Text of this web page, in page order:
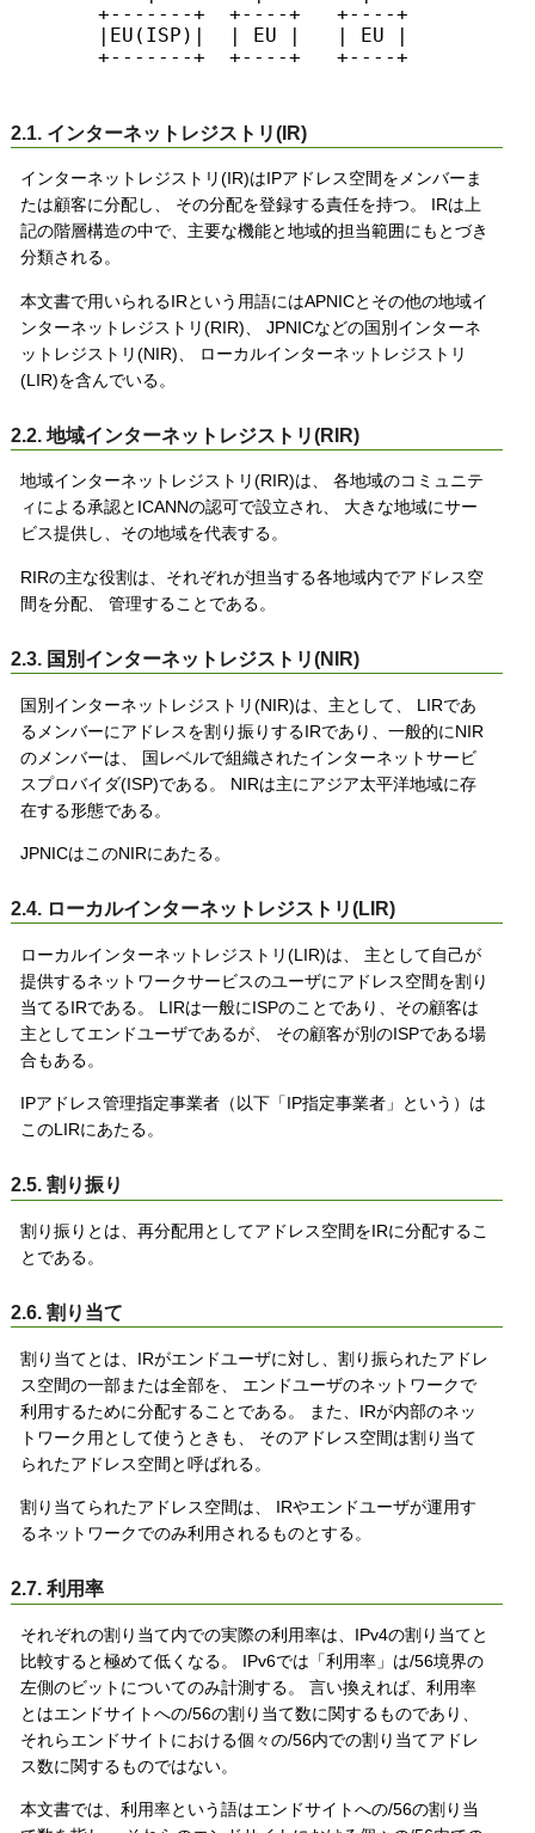
    +-------+  +----+   +----+
|EU(ISP)|  | EU |   | EU |     End
    +-------+  +----+   +----+
2.1. インターネットレジストリ(IR)
インターネットレジストリ(IR)はIPアドレス空間をメンバーま
たは顧客に分配し、 その分配を登録する責任を持つ。 IRは上
記の階層構造の中で、主要な機能と地域的担当範囲にもとづき
分類される。
本文書で用いられるIRという用語にはAPNICとその他の地域イ
ンターネットレジストリ(RIR)、 JPNICなどの国別インターネ
ットレジストリ(NIR)、 ローカルインターネットレジストリ
(LIR)を含んでいる。
2.2. 地域インターネットレジストリ(RIR)
地域インターネットレジストリ(RIR)は、 各地域のコミュニテ
ィによる承認とICANNの認可で設立され、 大きな地域にサー
ビス提供し、その地域を代表する。
RIRの主な役割は、それぞれが担当する各地域内でアドレス空
間を分配、 管理することである。
2.3. 国別インターネットレジストリ(NIR)
国別インターネットレジストリ(NIR)は、主として、 LIRであ
るメンバーにアドレスを割り振りするIRであり、一般的にNIR
のメンバーは、 国レベルで組織されたインターネットサービ
スプロバイダ(ISP)である。 NIRは主にアジア太平洋地域に存
在する形態である。
JPNICはこのNIRにあたる。
2.4. ローカルインターネットレジストリ(LIR)
ローカルインターネットレジストリ(LIR)は、 主として自己が
提供するネットワークサービスのユーザにアドレス空間を割り
当てるIRである。 LIRは一般にISPのことであり、その顧客は
主としてエンドユーザであるが、 その顧客が別のISPである場
合もある。
IPアドレス管理指定事業者（以下「IP指定事業者」という）は
このLIRにあたる。
2.5. 割り振り
割り振りとは、再分配用としてアドレス空間をIRに分配するこ
とである。
2.6. 割り当て
割り当てとは、IRがエンドユーザに対し、割り振られたアドレ
ス空間の一部または全部を、 エンドユーザのネットワークで
利用するために分配することである。 また、IRが内部のネッ
トワーク用として使うときも、 そのアドレス空間は割り当て
られたアドレス空間と呼ばれる。
割り当てられたアドレス空間は、 IRやエンドユーザが運用す
るネットワークでのみ利用されるものとする。
2.7. 利用率
それぞれの割り当て内での実際の利用率は、IPv4の割り当てと
比較すると極めて低くなる。 IPv6では「利用率」は/56境界の
左側のビットについてのみ計測する。 言い換えれば、利用率
とはエンドサイトへの/56の割り当て数に関するものであり、
それらエンドサイトにおける個々の/56内での割り当てアドレ
ス数に関するものではない。
本文書では、利用率という語はエンドサイトへの/56の割り当